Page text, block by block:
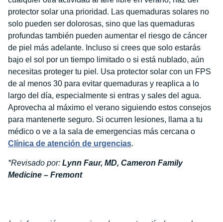
protector solar una prioridad. Las quemaduras solares no
solo pueden ser dolorosas, sino que las quemaduras
profundas también pueden aumentar el riesgo de cáncer
de piel más adelante. Incluso si crees que solo estarás
bajo el sol por un tiempo limitado o si está nublado, aún
necesitas proteger tu piel. Usa protector solar con un FPS
de al menos 30 para evitar quemaduras y reaplica a lo
largo del día, especialmente si entras y sales del agua.
Aprovecha al máximo el verano siguiendo estos consejos
para mantenerte seguro. Si ocurren lesiones, llama a tu
médico o ve a la sala de emergencias más cercana o
Clínica de atención de urgencias.
*Revisado por: Lynn Faur, MD, Cameron Family
Medicine – Fremont